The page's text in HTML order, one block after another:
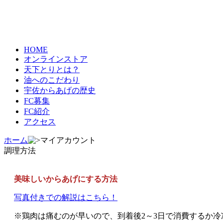
HOME
オンラインストア
天下とりとは？
油へのこだわり
宇佐からあげの歴史
FC募集
FC紹介
アクセス
ホーム
マイアカウント
調理方法
美味しいからあげにする方法
写真付きでの解説はこちら！
※鶏肉は痛むのが早いので、到着後2～3日で消費するか冷